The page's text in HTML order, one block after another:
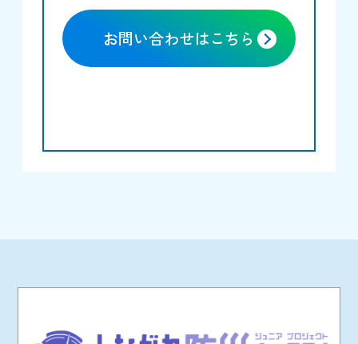
お問い合わせはこちら